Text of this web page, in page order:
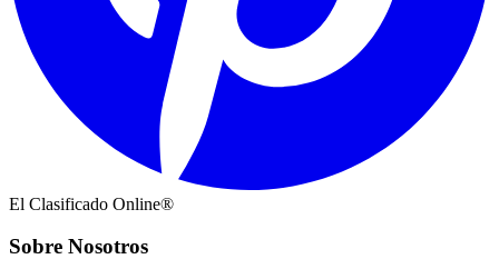
El Clasificado Online®
Sobre Nosotros